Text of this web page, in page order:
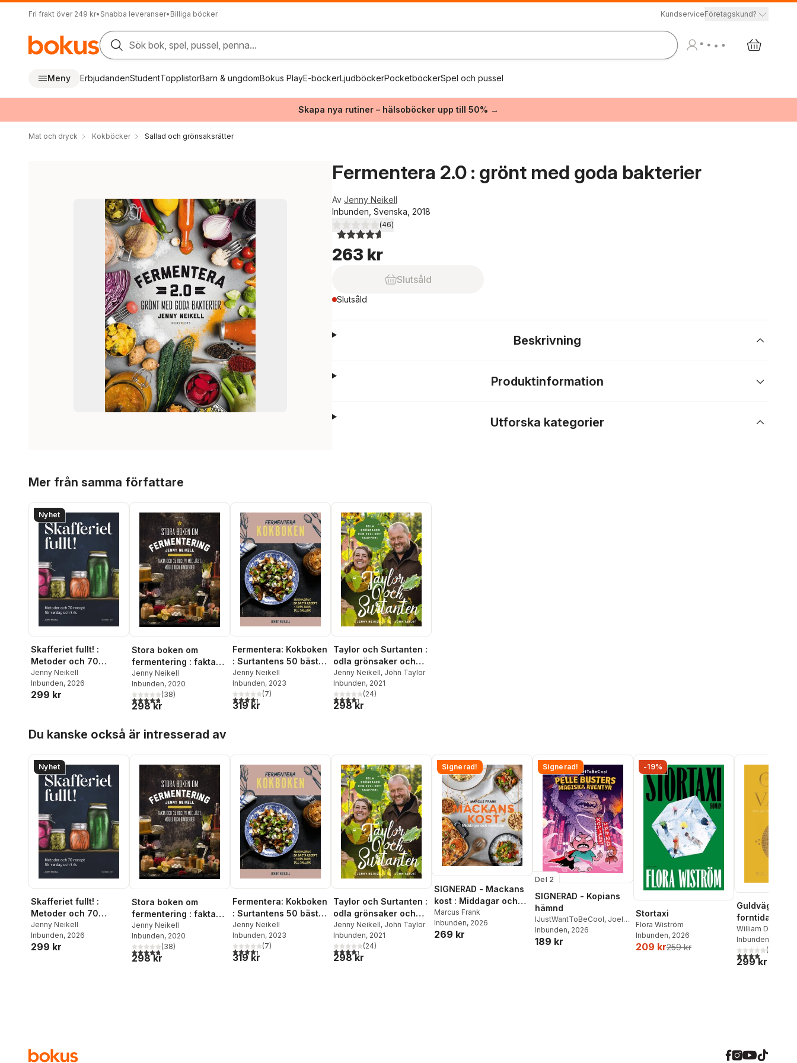
Fri frakt över 249 kr• Snabba leveranser• Billiga böcker KundserviceFöretagskund?
Sök bok, spel, pussel, penna...
Meny ErbjudandenStudentTopplistorBarn & ungdomBokus PlayE-böckerLjudböckerPocketböckerSpel och pussel
Skapa nya rutiner – hälsoböcker upp till 50% →
Mat och dryck Kokböcker Sallad och grönsaksrätter
Fermentera 2.0 : grönt med goda bakterier
Av Jenny Neikell
Inbunden, Svenska, 2018
4,6utav 5 stjärnor. Totalt antal röster:
(46)
263 kr
Slutsåld
Slutsåld
Beskrivning
Produktinformation
Utforska kategorier
Mer från samma författare
Nyhet
Skafferiet fullt! :
Metoder och 70
recept för vardag och
kris
Jenny Neikell
Inbunden, 2026
299 kr
Stora boken om
fermentering : fakta
och 75 recept med
jäst, mögel och
bakterier
Jenny Neikell
Inbunden, 2020
4,8utav 5 stjärnor. Totalt antal röster:
(38)
298 kr
Fermentera: Kokboken
: Surtantens 50 bästa
recept - från burk till
tallrik
Jenny Neikell
Inbunden, 2023
4,3utav 5 stjärnor. Totalt antal röster:
(7)
319 kr
Taylor och Surtanten :
odla grönsaker och
fyll ditt skafferi
Jenny Neikell, John Taylor
Inbunden, 2021
4,3utav 5 stjärnor. Totalt antal röster:
(24)
298 kr
Du kanske också är intresserad av
Nyhet
Skafferiet fullt! :
Metoder och 70
recept för vardag och
kris
Jenny Neikell
Inbunden, 2026
299 kr
Stora boken om
fermentering : fakta
och 75 recept med
jäst, mögel och
bakterier
Jenny Neikell
Inbunden, 2020
4,8utav 5 stjärnor. Totalt antal röster:
(38)
298 kr
Fermentera: Kokboken
: Surtantens 50 bästa
recept - från burk till
tallrik
Jenny Neikell
Inbunden, 2023
4,3utav 5 stjärnor. Totalt antal röster:
(7)
319 kr
Taylor och Surtanten :
odla grönsaker och
fyll ditt skafferi
Jenny Neikell, John Taylor
Inbunden, 2021
4,3utav 5 stjärnor. Totalt antal röster:
(24)
298 kr
Signerad!
SIGNERAD - Mackans
kost : Middagar och
matlådor
Marcus Frank
Inbunden, 2026
269 kr
Signerad!
Del 2
SIGNERAD - Kopians
hämnd
IJustWantToBeCool, Joel
Adolphson,Emil Ejdemo
Beer ,Victor Beer
Inbunden, 2026
189 kr
-19%
Stortaxi
Flora Wiström
Inbunden, 2026
209 kr259 kr
Guldvägen :
forntida
förändrade
William
Inbunden
4,0utav 5(
299 kr